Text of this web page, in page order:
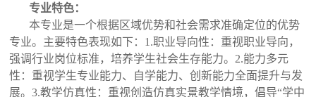
专业特色：
本专业是一个根据区域优势和社会需求准确定位的优势
专业。主要特色表现如下：1.职业导向性：重视职业导向，
强调行业岗位标准，培养学生社会生存能力。2.能力多元
性：重视学生专业能力、自学能力、创新能力全面提升与发
展。3.教学仿真性：重视创造仿真实景教学情境，倡导“学中